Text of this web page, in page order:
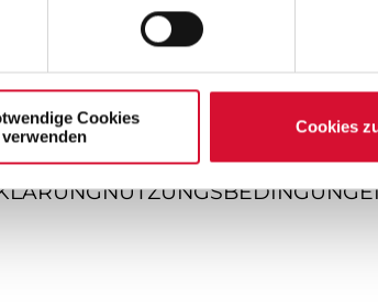
Cookies
verwenden
Cookies